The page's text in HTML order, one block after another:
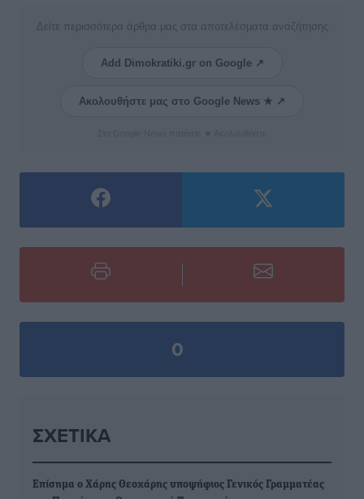
Δείτε περισσότερα άρθρα μας στα αποτελέσματα αναζήτησης
Add Dimokratiki.gr on Google ↗
Ακολουθήστε μας στο Google News ★ ↗
0
ΣΧΕΤΙΚΆ
Επίσημα ο Χάρης Θεοχάρης υποψήφιος Γενικός Γραμματέας